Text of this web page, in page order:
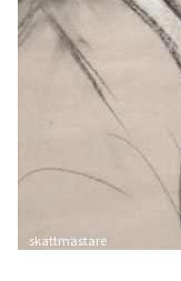
skattmästare